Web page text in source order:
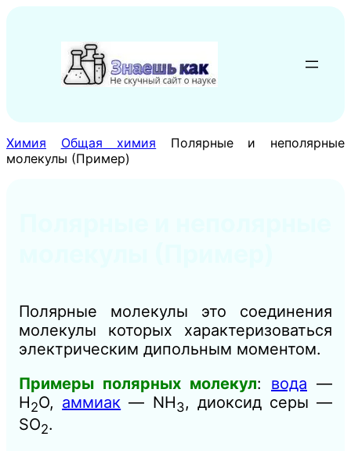
содержимому
Химия Общая химия
Полярные и неполярные
молекулы (Пример)
Полярные молекулы это соединения
молекулы которых характеризоваться
электрическим дипольным моментом.
Примеры полярных молекул: вода —
H2O, аммиак — NH3, диоксид серы —
SO2.